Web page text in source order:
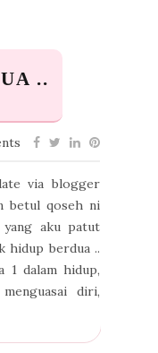
..
via blogger
betul qoseh ni
aku patut
hidup berdua ..
1 dalam hidup,
diri,